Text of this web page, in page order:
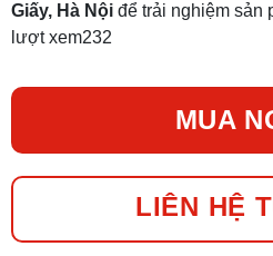
Giấy, Hà Nội để trải nghiệm sản
lượt xem232
MUA
LIÊN HỆ